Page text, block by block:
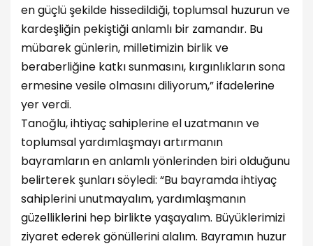
en güçlü şekilde hissedildiği, toplumsal huzurun ve
kardeşliğin pekiştiği anlamlı bir zamandır. Bu
mübarek günlerin, milletimizin birlik ve
beraberliğine katkı sunmasını, kırgınlıkların sona
ermesine vesile olmasını diliyorum,” ifadelerine
yer verdi.
Tanoğlu, ihtiyaç sahiplerine el uzatmanın ve
toplumsal yardımlaşmayı artırmanın
bayramların en anlamlı yönlerinden biri olduğunu
belirterek şunları söyledi: “Bu bayramda ihtiyaç
sahiplerini unutmayalım, yardımlaşmanın
güzelliklerini hep birlikte yaşayalım. Büyüklerimizi
ziyaret ederek gönüllerini alalım. Bayramın huzur